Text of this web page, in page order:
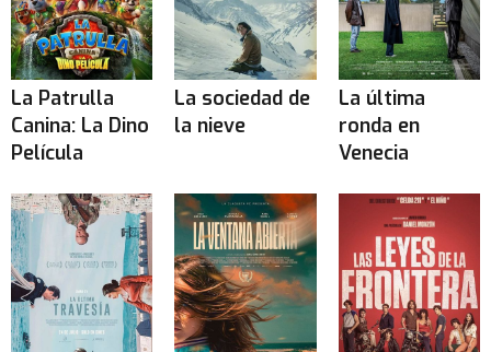
La Patrulla
Canina: La Dino
Película
La sociedad de
la nieve
La última
ronda en
Venecia